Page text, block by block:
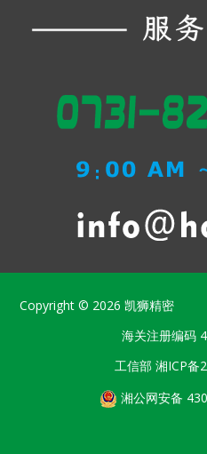
Copyright © 2026凯狮精密
海关注册编码
工信部 湘ICP备
湘公网安备